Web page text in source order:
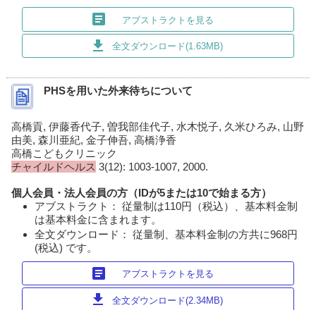
article アブストラクトを見る
download 全文ダウンロード(1.63MB)
PHSを用いた外来待ちについて
高橋貢, 伊藤香代子, 曽我部佳代子, 水木悦子, 久米ひろみ, 山野
由美, 森川亜紀, 金子伸吾, 高橋浄香
高橋こどもクリニック
チャイルドヘルス 3(12): 1003-1007, 2000.
個人会員・法人会員の方（IDが5または10で始まる方）
アブストラクト： 従量制は110円（税込）、基本料金制
は基本料金に含まれます。
全文ダウンロード： 従量制、基本料金制の方共に968円
(税込) です。
article アブストラクトを見る
download 全文ダウンロード(2.34MB)